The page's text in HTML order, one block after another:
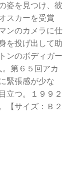
姿を見つけ、彼
スカーを受賞
ンのカメラに仕
を投げ出して助
ンのボディガー
第６５回アカ
緊張感が少な
立つ。１９９２
【サイズ：Ｂ２